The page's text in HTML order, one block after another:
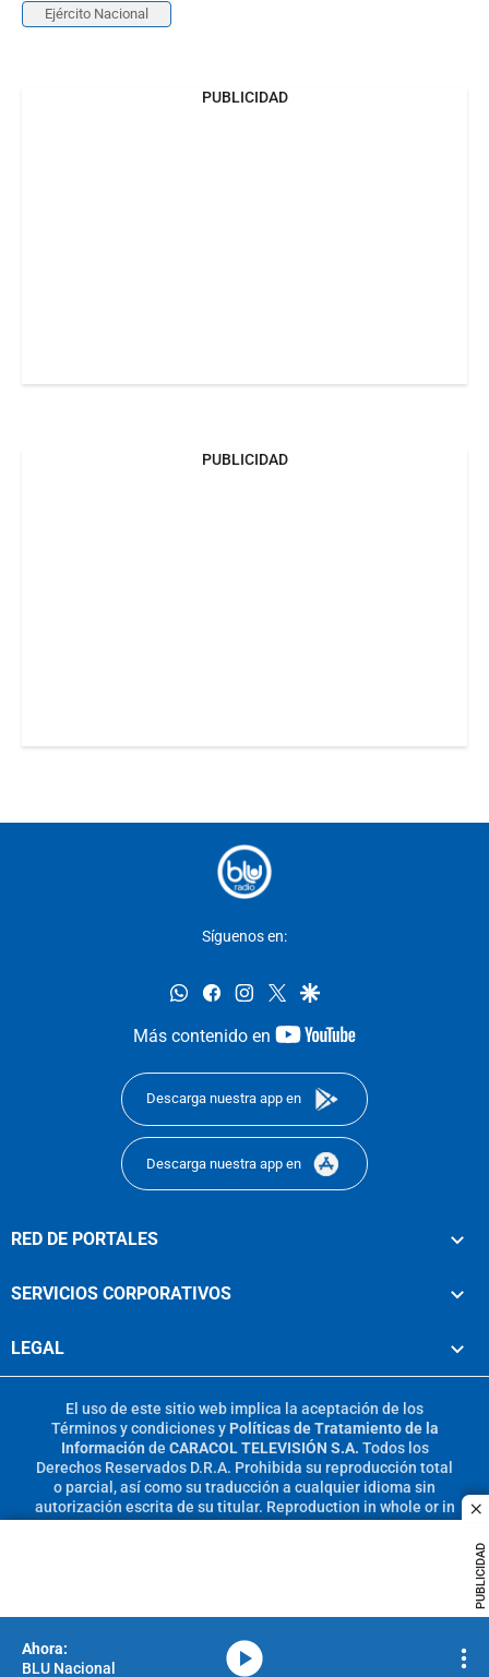
PUBLICIDAD
Ejército Nacional
PUBLICIDAD
PUBLICIDAD
Síguenos en:
whatsappfacebookinstagram
twittergoogle
Más contenido en
youtube-
Descarga nuestra app en
Descarga nuestra app en
RED DE PORTALES
SERVICIOS CORPORATIVOS
LEGAL
El uso de este sitio web implica la aceptación de los
Términos y condicionesy Políticas de Tratamiento de la
Información de CARACOL TELEVISIÓN S.A. Todos los
Derechos Reservados D.R.A. Prohibida su reproducción total
o parcial, así como su traducción a cualquier idioma sin
autorización escrita de su titular. Reproduction in whole or in
BLU Nacional